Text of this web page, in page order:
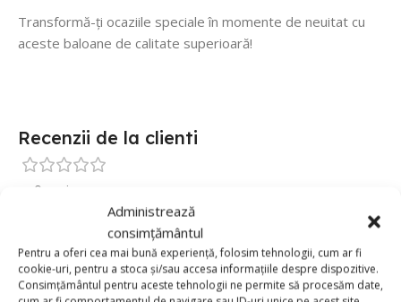
Administrează
consimțământul
Pentru a oferi cea mai bună experiență, folosim tehnologii, cum ar fi
cookie-uri, pentru a stoca și/sau accesa informațiile despre dispozitive.
Consimțământul pentru aceste tehnologii ne permite să procesăm date,
Transformă-ți ocaziile speciale în momente de neuitat cu
aceste baloane de calitate superioară!
Recenzii de la clienti
0 reviews
0
0